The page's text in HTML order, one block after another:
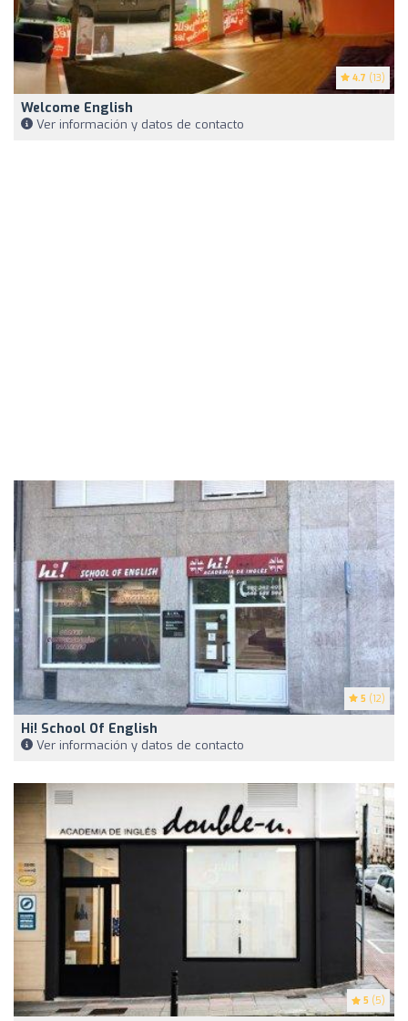
4.7 (13)
Welcome English
Ver información y datos de contacto
5 (12)
Hi! School Of English
Ver información y datos de contacto
5 (5)